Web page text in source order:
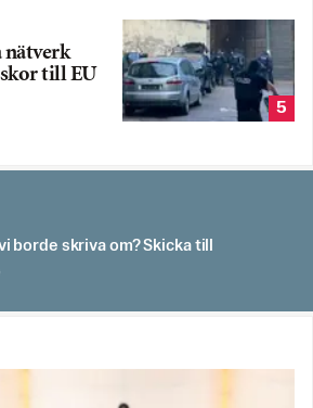
nätverk
till EU
5
borde skriva om? Skicka till